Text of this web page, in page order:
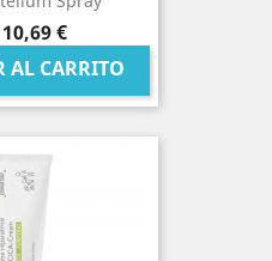
Precio
10,69 €
AL CARRITO